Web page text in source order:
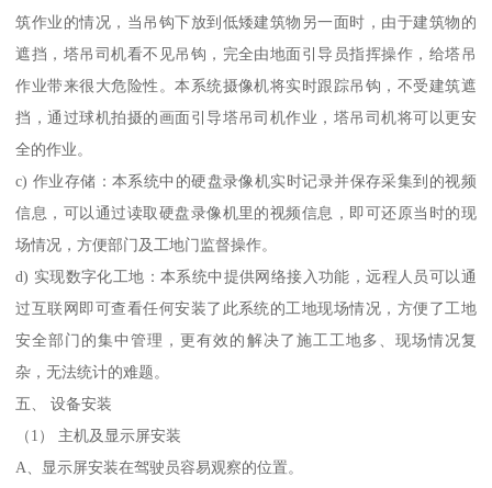
筑作业的情况，当吊钩下放到低矮建筑物另一面时，由于建筑物的
遮挡，塔吊司机看不见吊钩，完全由地面引导员指挥操作，给塔吊
作业带来很大危险性。本系统摄像机将实时跟踪吊钩，不受建筑遮
挡，通过球机拍摄的画面引导塔吊司机作业，塔吊司机将可以更安
全的作业。
c) 作业存储：本系统中的硬盘录像机实时记录并保存采集到的视频
信息，可以通过读取硬盘录像机里的视频信息，即可还原当时的现
场情况，方便部门及工地门监督操作。
d) 实现数字化工地：本系统中提供网络接入功能，远程人员可以通
过互联网即可查看任何安装了此系统的工地现场情况，方便了工地
安全部门的集中管理，更有效的解决了施工工地多、现场情况复
杂，无法统计的难题。
五、 设备安装
（1） 主机及显示屏安装
A、显示屏安装在驾驶员容易观察的位置。